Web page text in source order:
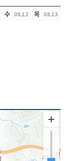
수 08.12 목 08.13